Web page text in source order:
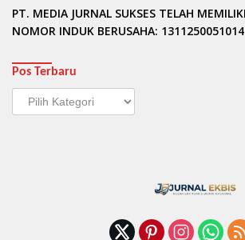
PT. MEDIA JURNAL SUKSES TELAH
NOMOR INDUK BERUSAHA: 1311250051014
Pos Terbaru
Pos
Terbaru